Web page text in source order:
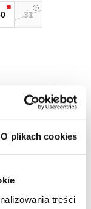
O plikach cookies
treści
31